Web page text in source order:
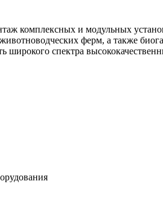
комплексных и модульных
ферм, а также
спектра